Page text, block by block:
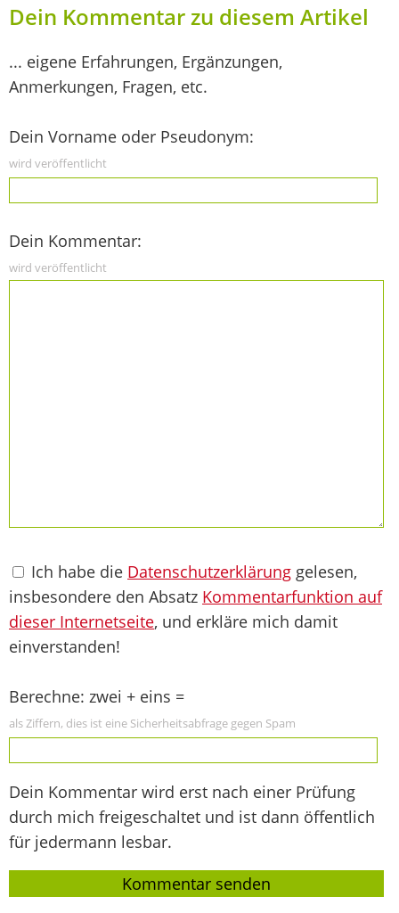
Dein Kommentar zu diesem Artikel
... eigene Erfahrungen, Ergänzungen,
Anmerkungen, Fragen, etc.
Dein Vorname oder Pseudonym:
wird veröffentlicht
Dein Kommentar:
wird veröffentlicht
Ich habe die Datenschutzerklärung gelesen,
insbesondere den Absatz Kommentarfunktion auf
dieser Internetseite, und erkläre mich damit
einverstanden!
Berechne: zwei + eins =
als Ziffern, dies ist eine Sicherheitsabfrage gegen Spam
Dein Kommentar wird erst nach einer Prüfung
durch mich freigeschaltet und ist dann öffentlich
für jedermann lesbar.